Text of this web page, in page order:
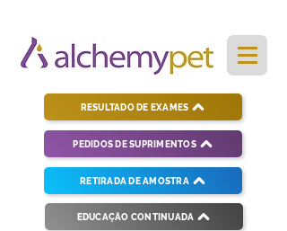
PEDIDOS DE SUPRIMENTOS
RESULTADO DE EXAMES
RETIRADA DE AMOSTRA
EDUCAÇÃO CONTINUADA